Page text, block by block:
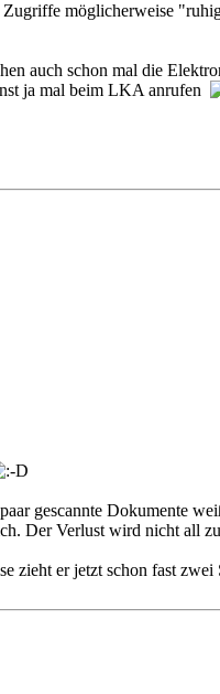
möglicherweise
auch schon mal die
ja mal beim LKA anrufen
gescannte Dokumente
Der Verlust wird nicht all
er jetzt schon fast